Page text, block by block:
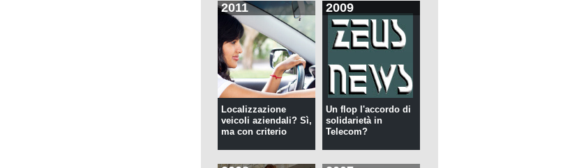
2011
Localizzazione
veicoli aziendali? Sì,
ma con criterio
2009
Un flop l'accordo di
solidarietà in
Telecom?